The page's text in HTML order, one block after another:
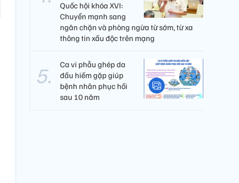
Quốc hội khóa XVI:
Chuyển mạnh sang
ngăn chặn và phòng ngừa từ sớm, từ xa
thông tin xấu độc trên mạng
Ca vi phẫu ghép da
đầu hiếm gặp giúp
bệnh nhân phục hồi
sau 10 năm